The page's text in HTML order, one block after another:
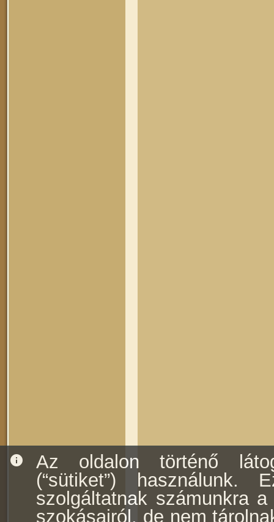
info
Az oldalon történő
(“sütiket”) használunk.
szolgáltatnak számunkra
szokásairól, de nem